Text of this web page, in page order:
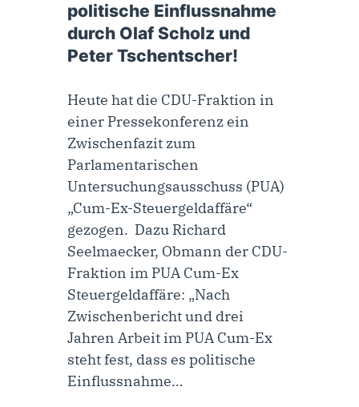
politische Einflussnahme
durch Olaf Scholz und
Peter Tschentscher!
Heute hat die CDU-Fraktion in
einer Pressekonferenz ein
Zwischenfazit zum
Parlamentarischen
Untersuchungsausschuss (PUA)
„Cum-Ex-Steuergeldaffäre“
gezogen. Dazu Richard
Seelmaecker, Obmann der CDU-
Fraktion im PUA Cum-Ex
Steuergeldaffäre: „Nach
Zwischenbericht und drei
Jahren Arbeit im PUA Cum-Ex
steht fest, dass es politische
Einflussnahme…